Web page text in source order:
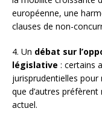
européenne, une
clauses de non-
4. Un débat sur
législative : certains
jurisprudentielles
que d’autres
actuel.